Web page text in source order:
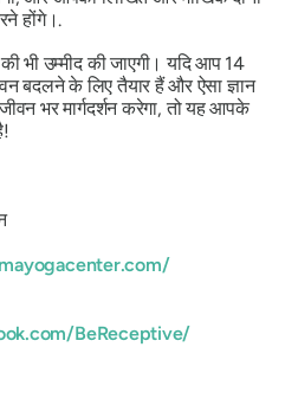
होंगे।.
भी उम्मीद की जाएगी। यदि आप 14
बदलने के लिए तैयार हैं और ऐसा ज्ञान
भर मार्गदर्शन करेगा, तो यह आपके
BeReceptive/